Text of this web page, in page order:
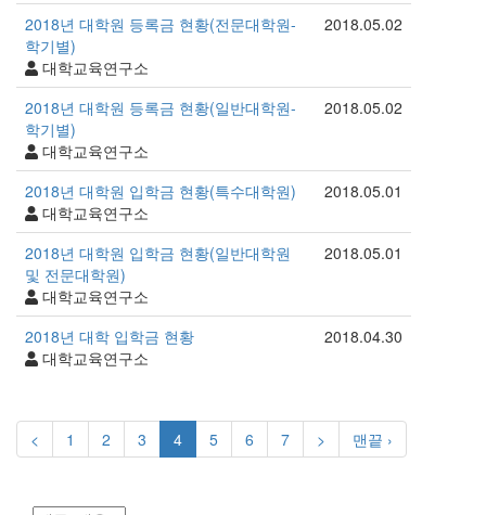
2018년 대학원 등록금 현황(전문대학원-
학기별)
대학교육연구소
2018.05.02
2018년 대학원 등록금 현황(일반대학원-
학기별)
대학교육연구소
2018.05.02
2018년 대학원 입학금 현황(특수대학원)
대학교육연구소
2018.05.01
2018년 대학원 입학금 현황(일반대학원
및 전문대학원)
대학교육연구소
2018.05.01
2018년 대학 입학금 현황
대학교육연구소
2018.04.30
< 1 2 3 4 5 6 7 > 맨끝 ›